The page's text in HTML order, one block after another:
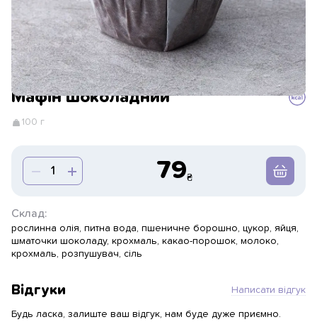
Мафін шоколадний
100 г
79
Склад:
рослинна олія, питна вода, пшеничне борошно, цукор, яйця,
шматочки шоколаду, крохмаль, какао-порошок, молоко,
крохмаль, розпушувач, сіль
Відгуки Написати відгук
Будь ласка, залиште ваш відгук, нам буде дуже приємно.